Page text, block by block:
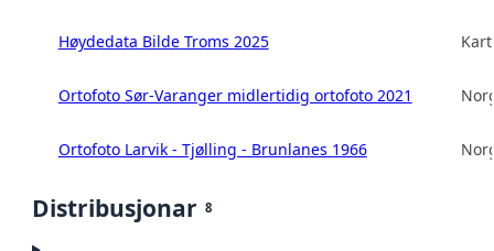
Høydedata Bilde Troms 2025
Ortofoto Sør-Varanger midlertidig ortofoto 2021
Ortofoto Larvik - Tjølling - Brunlanes 1966
Distribusjonar 8